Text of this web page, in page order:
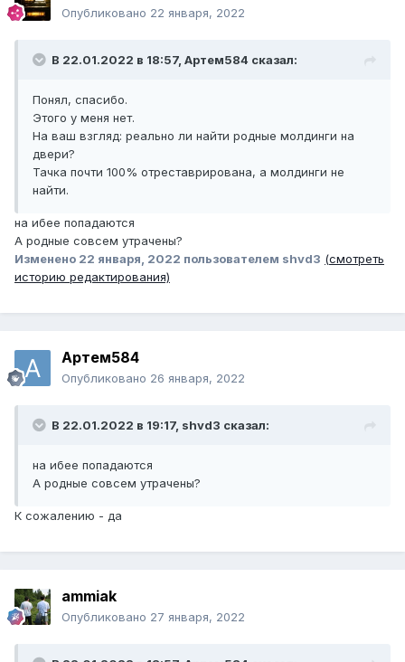
Опубликовано 22 января, 2022
В 22.01.2022 в 18:57, Артем584 сказал:
Понял, спасибо.
Этого у меня нет.
На ваш взгляд: реально ли найти родные молдинги на
двери?
Тачка почти 100% отреставрирована, а молдинги не
найти.
на ибее попадаются
А родные совсем утрачены?
Изменено 22 января, 2022 пользователем shvd3 (смотреть
историю редактирования)
Артем584
Опубликовано 26 января, 2022
В 22.01.2022 в 19:17, shvd3 сказал:
на ибее попадаются
А родные совсем утрачены?
К сожалению - да
ammiak
Опубликовано 27 января, 2022